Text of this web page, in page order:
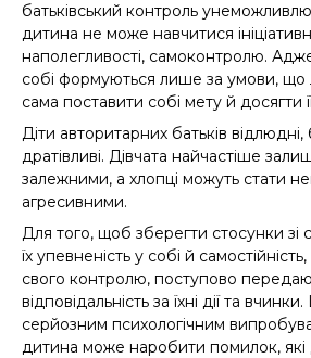
батьківський контроль
дитина не може навчитися
наполегливості, самоконтролю.
собі формуються лише за умови, що
сама поставити собі мету й досягти
Діти авторитарних батьків відлюдні,
дратівливі. Дівчата найчастіше
залежними, а хлопці можуть стати
агресивними.
Для того, щоб зберегти стосунки зі
їх упевненість у собі й
свого контролю, поступово
відповідальність за їхні дії та вчинки.
серйозним психологічним
дитина може наробити помилок, які